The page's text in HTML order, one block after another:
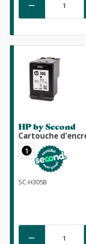

HP by Second
Cartouche
1
SC-H305B
